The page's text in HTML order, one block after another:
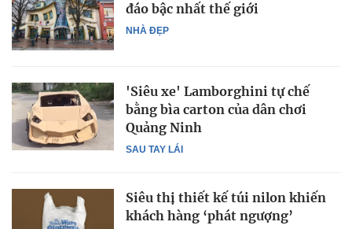
NHÀ ĐẸP
đáo bậc nhất thế giới
SAU TAY LÁI
'Siêu xe' Lamborghini tự chế
bằng bìa carton của dân chơi
Quảng Ninh
Siêu thị thiết kế túi nilon khiến
khách hàng ‘phát ngượng’